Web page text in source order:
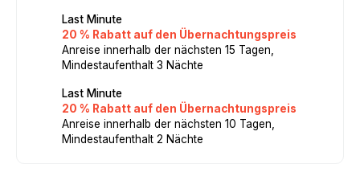
Last Minute
20 % Rabatt auf den Übernachtungspreis
Anreise innerhalb der nächsten 15 Tagen,
Mindestaufenthalt 3 Nächte
Last Minute
20 % Rabatt auf den Übernachtungspreis
Anreise innerhalb der nächsten 10 Tagen,
Mindestaufenthalt 2 Nächte